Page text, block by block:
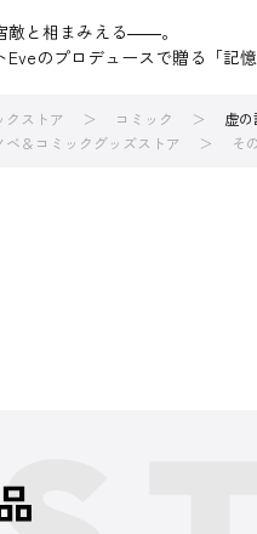
敵と相まみえる――。
のプロデュースで贈る「記
クストア コミック
虚
ベ＆コミックグッズストア そ